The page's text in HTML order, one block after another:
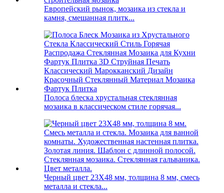
Европейский рынок, мозаика из стекла и
камня, смешанная плитк...
Полоса блеска хрустальная стеклянная
мозаика в классическом стиле горячая...
Черный цвет 23X48 мм, толщина 8 мм, смесь
металла и стекла...